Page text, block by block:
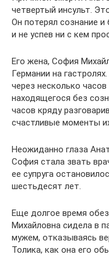
четвертый инсульт.
Он потерял сознание
и не успев ни с кем
Его жена, София
Германии на
через несколько
находящегося без
часов кряду
счастливые моменты
Неожиданно глаза
София стала звать
ее супруга
шестьдесят лет.
Еще долгое время
Михайловна сидела в
мужем, отказываясь
Толика, как она его